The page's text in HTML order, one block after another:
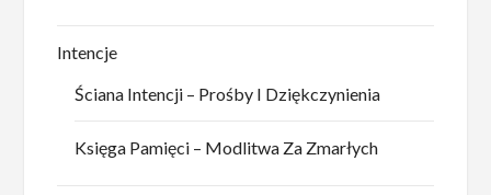
Intencje
Ściana Intencji – Prośby I Dziękczynienia
Księga Pamięci – Modlitwa Za Zmarłych